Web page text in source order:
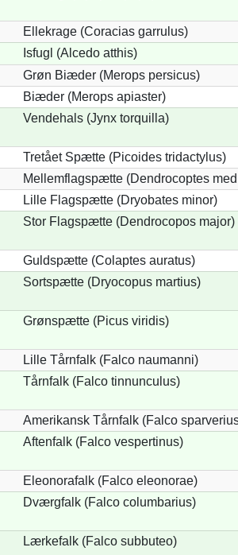
Ellekrage (Coracias garrulus)
Isfugl (Alcedo atthis)
Grøn Biæder (Merops persicus)
Biæder (Merops apiaster)
Vendehals (Jynx torquilla)
Tretået Spætte (Picoides tridactylus)
Mellemflagspætte (Dendrocoptes
Lille Flagspætte (Dryobates minor)
Stor Flagspætte (Dendrocopos major)
Guldspætte (Colaptes auratus)
Sortspætte (Dryocopus martius)
Grønspætte (Picus viridis)
Lille Tårnfalk (Falco naumanni)
Tårnfalk (Falco tinnunculus)
Amerikansk Tårnfalk (Falco
Aftenfalk (Falco vespertinus)
Eleonorafalk (Falco eleonorae)
Dværgfalk (Falco columbarius)
Lærkefalk (Falco subbuteo)